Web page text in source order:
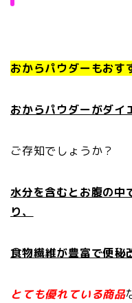
おからパウダーもおす
おからパウダーがダイ
ご存知でしょうか？
水分を含むとお腹の中
り、
食物繊維が豊富で便秘
とても優れている商品